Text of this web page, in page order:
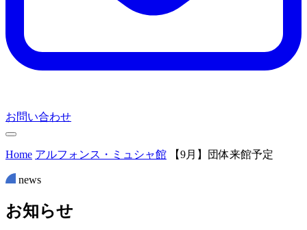
お問い合わせ
Home アルフォンス・ミュシャ館 【9月】団体来館予定
news
お知らせ